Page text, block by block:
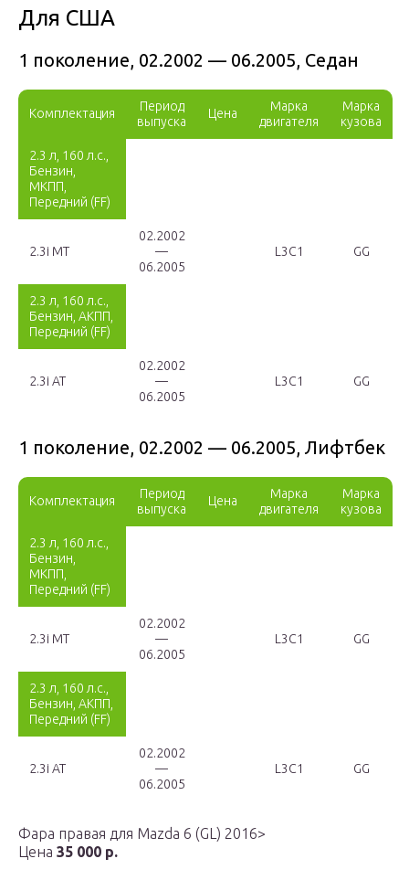
Для США
1 поколение, 02.2002 — 06.2005, Седан
Комплектация
Период
выпуска
Цена
Марка
двигателя
Марка
кузова
2.3 л, 160 л.с.,
Бензин,
МКПП,
Передний (FF)
2.3i MT
02.2002
—
06.2005
L3C1 GG
2.3 л, 160 л.с.,
Бензин, АКПП,
Передний (FF)
2.3i AT
02.2002
—
06.2005
L3C1 GG
1 поколение, 02.2002 — 06.2005, Лифтбек
Комплектация
Период
выпуска
Цена
Марка
двигателя
Марка
кузова
2.3 л, 160 л.с.,
Бензин,
МКПП,
Передний (FF)
2.3i MT
02.2002
—
06.2005
L3C1 GG
2.3 л, 160 л.с.,
Бензин, АКПП,
Передний (FF)
2.3i AT
02.2002
—
06.2005
L3C1 GG
Фара правая для Mazda 6 (GL) 2016>
Цена 35 000 р.